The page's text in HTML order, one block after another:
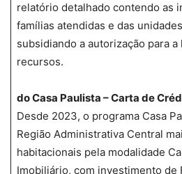
relatório detalhado contendo as
famílias atendidas e das
subsidiando a autorização para a
recursos.
do Casa Paulista – Carta de
Desde 2023, o programa Casa
Região Administrativa Central
habitacionais pela modalidade
Imobiliário, com investimento de